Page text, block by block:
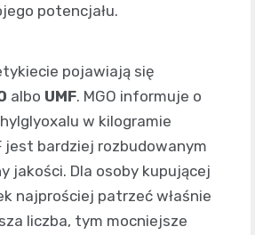
potencjału.
pojawiają się
albo UMF. MGO informuje o
w kilogramie
jest bardziej rozbudowanym
jakości. Dla osoby kupującej
najprościej patrzeć właśnie
liczba, tym mocniejsze